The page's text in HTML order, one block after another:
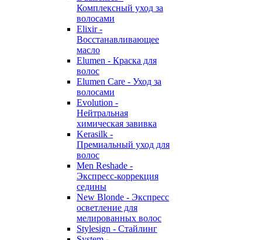
Комплексный уход за
волосами
Elixir -
Восстанавливающее
масло
Elumen - Краска для
волос
Elumen Care - Уход за
волосами
Evolution -
Нейтральная
химическая завивка
Kerasilk -
Премиальный уход для
волос
Men Reshade -
Экспресс-коррекция
седины
New Blonde - Экспресс
осветление для
мелированных волос
Stylesign - Стайлинг